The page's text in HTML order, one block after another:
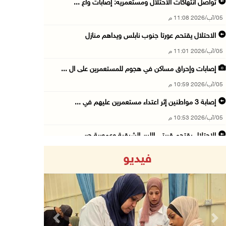
تواصل انتهاكات الاحتلال ومستعمريه: إصابات واع ...
05/آب/2026 11:08 م
الاحتلال يقتحم عورتا جنوب نابلس ويداهم منازل
05/آب/2026 11:01 م
إصابات وإحراق مساكن في هجوم للمستعمرين على ال ...
05/آب/2026 10:59 م
إصابة 3 مواطنين إثر اعتداء مستعمرين عليهم في ...
05/آب/2026 10:53 م
الاحتلال يقتحم قريتي اللبن الشرقية وعمورية جن ...
مستعمرون يقتحمون بيت فجار جنوب بيت لحم
05/آب/2026 10:19 م
فيديو
Previous Next